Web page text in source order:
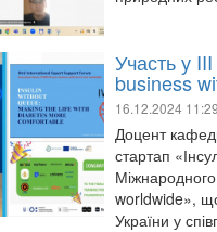
Участь у
business
16.12.2024 11:29
Доцент
стартап
worldwide»,
України у